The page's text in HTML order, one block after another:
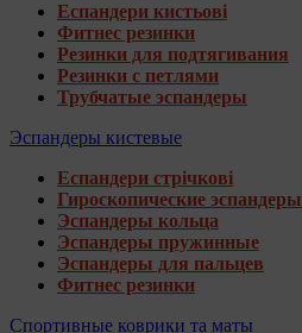
Еспандери кистьові
Фитнес резинки
Резинки для подтягивания
Резинки с петлями
Трубчатые эспандеры
Эспандеры кистевые
Еспандери стрічкові
Гироскопические эспандеры
Эспандеры кольца
Эспандеры пружинные
Эспандеры для пальцев
Фитнес резинки
Спортивные коврики та маты